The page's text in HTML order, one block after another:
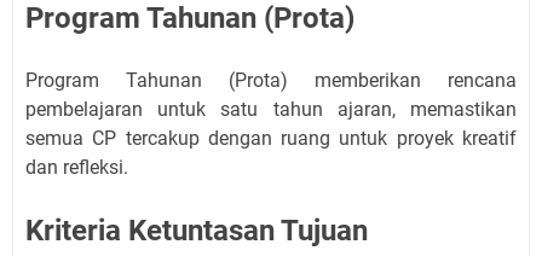
Program Tahunan (Prota)
Program Tahunan (Prota) memberikan rencana
pembelajaran untuk satu tahun ajaran, memastikan
semua CP tercakup dengan ruang untuk proyek kreatif
dan refleksi.
Kriteria Ketuntasan Tujuan